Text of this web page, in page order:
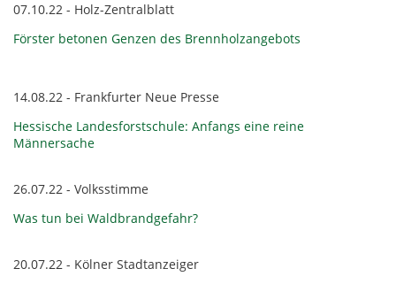
07.10.22 - Holz-Zentralblatt
Förster betonen Genzen des Brennholzangebots
14.08.22 - Frankfurter Neue Presse
Hessische Landesforstschule: Anfangs eine reine
Männersache
26.07.22 - Volksstimme
Was tun bei Waldbrandgefahr?
20.07.22 - Kölner Stadtanzeiger